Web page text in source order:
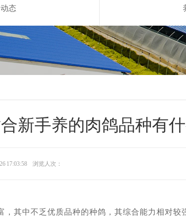
态
新手养的肉鸽品种有什
17:03:58 浏览人次：
中不乏优质品种的种鸽，其综合能力相对较